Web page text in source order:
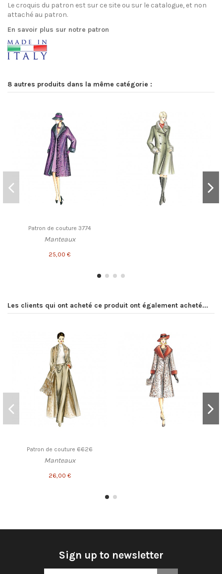
Le croquis du patron est sur ce site ou sur le catalogue, et non
attaché au patron.
En savoir plus sur notre patron
8 autres produits dans la même catégorie :
Patron de couture 3774
Manteaux
25,00 €
Les clients qui ont acheté ce produit ont également acheté...
Patron de couture 6626
Manteaux
26,00 €
Sign up to newsletter